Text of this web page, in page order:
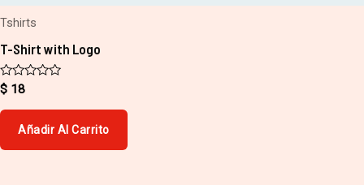
Tshirts
T-Shirt with Logo
Valorado
con
0
$ 18
Añadir Al Carrito